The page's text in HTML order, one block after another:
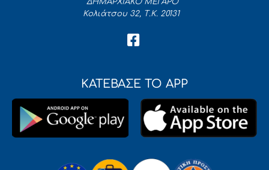
ΔΗΜΑΡΧΙΑΚΟ ΜΕΓΑΡΟ
Κολιάτσου 32, Τ.Κ. 20131
ΚΑΤΕΒΑΣΕ ΤΟ APP